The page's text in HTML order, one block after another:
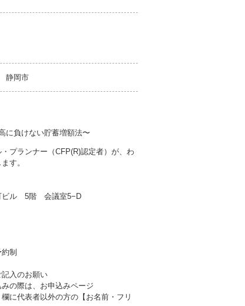
静岡市
に負けない貯蓄増額法〜
プランナー（CFP(R)認定者）が、わ
す。
ビル 5階 会議室5−D
制
記入のお願い
みの際は、お申込みページ
欄に代表者以外の方の【お名前・フリ